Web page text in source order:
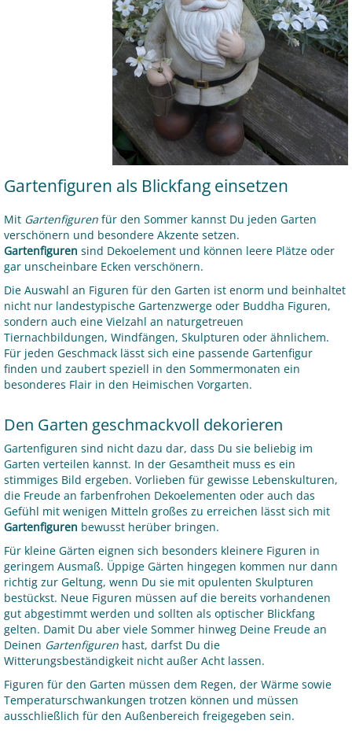
Gartenfiguren als Blickfang einsetzen
Mit Gartenfiguren für den Sommer kannst Du jeden Garten
verschönern und besondere Akzente setzen.
Gartenfiguren sind Dekoelement und können leere Plätze oder
gar unscheinbare Ecken verschönern.
Die Auswahl an Figuren für den Garten ist enorm und beinhaltet
nicht nur landestypische Gartenzwerge oder Buddha Figuren,
sondern auch eine Vielzahl an naturgetreuen
Tiernachbildungen, Windfängen, Skulpturen oder ähnlichem.
Für jeden Geschmack lässt sich eine passende Gartenfigur
finden und zaubert speziell in den Sommermonaten ein
besonderes Flair in den Heimischen Vorgarten.
Den Garten geschmackvoll dekorieren
Gartenfiguren sind nicht dazu dar, dass Du sie beliebig im
Garten verteilen kannst. In der Gesamtheit muss es ein
stimmiges Bild ergeben. Vorlieben für gewisse Lebenskulturen,
die Freude an farbenfrohen Dekoelementen oder auch das
Gefühl mit wenigen Mitteln großes zu erreichen lässt sich mit
Gartenfiguren bewusst herüber bringen.
Für kleine Gärten eignen sich besonders kleinere Figuren in
geringem Ausmaß. Üppige Gärten hingegen kommen nur dann
richtig zur Geltung, wenn Du sie mit opulenten Skulpturen
bestückst. Neue Figuren müssen auf die bereits vorhandenen
gut abgestimmt werden und sollten als optischer Blickfang
gelten. Damit Du aber viele Sommer hinweg Deine Freude an
Deinen Gartenfiguren hast, darfst Du die
Witterungsbeständigkeit nicht außer Acht lassen.
Figuren für den Garten müssen dem Regen, der Wärme sowie
Temperaturschwankungen trotzen können und müssen
ausschließlich für den Außenbereich freigegeben sein.